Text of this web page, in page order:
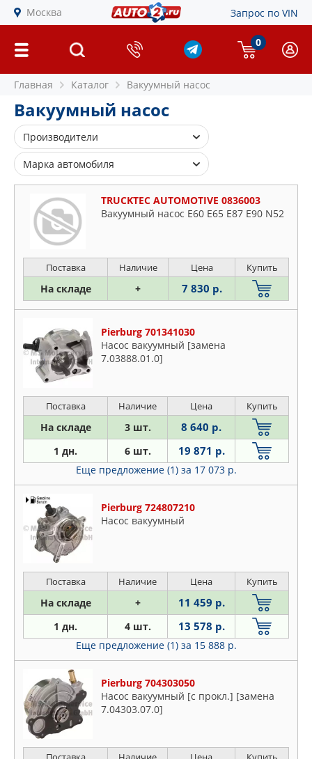
Москва Запрос по VIN
0
Главная Каталог Вакуумный насос
Вакуумный насос
Производители
BMW
BORSEHUNG
BSG
CGA
FEBI
FORD
HELLA
HYUNDAI-KIA
JP GROUP
MEAT & DORIA
MERCEDES
NTY
PATRON
PEUGEOT
PIERBURG
QUATTRO FRENI
STELLOX
TRUCKTEC AUTOMOTIVE
VAG
VIKA
Марка автомобиля
Alfa Romeo
Audi
BMW
Citroen
Daewoo
Dodge
Fiat
Lancia
Land Rover
Mercedes
Nissan
Opel
Peugeot
Porsche
Skoda
Ssangyong
Suzuki
Volvo
TRUCKTEC AUTOMOTIVE 0836003
Вакуумный насос E60 E65 E87 E90 N52
Поставка Наличие Цена Купить
На складе + 7 830 р.
Pierburg 701341030
Насос вакуумный [замена
7.03888.01.0]
Поставка Наличие Цена Купить
На складе 3 шт. 8 640 р.
1 дн. 6 шт. 19 871 р.
Еще предложение (1) за 17 073 р.
Pierburg 724807210
Насос вакуумный
Поставка Наличие Цена Купить
На складе + 11 459 р.
1 дн. 4 шт. 13 578 р.
Еще предложение (1) за 15 888 р.
Pierburg 704303050
Насос вакуумный [с прокл.] [замена
7.04303.07.0]